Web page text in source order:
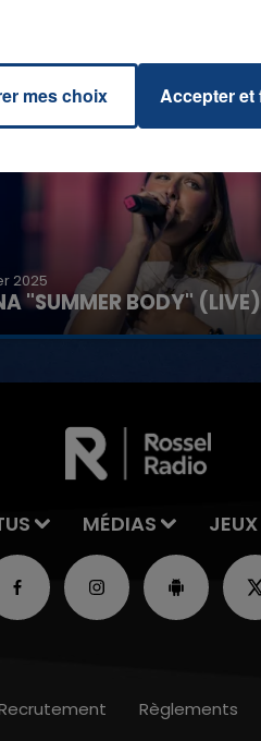
2025
"SUMMER BODY" (LIVE)
MÉDIAS JEUX
Règlements
mes choix Accepter et